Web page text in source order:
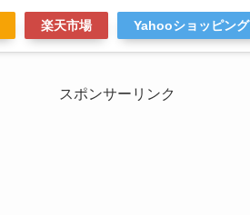
楽天市場 Yahooショッピング
スポンサーリンク